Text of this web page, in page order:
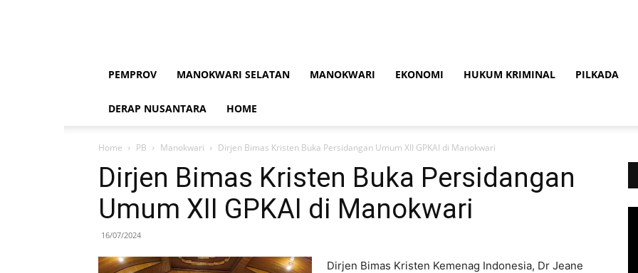
PEMPROV MANOKWARI SELATAN MANOKWARI EKONOMI HUKUM KRIMINAL PILKADA
DERAP NUSANTARA HOME
Home PB Manokwari Dirjen Bimas Kristen Buka Persidangan Umum XII GPKAI di Manokwari
Dirjen Bimas Kristen Buka Persidangan
Umum XII GPKAI di Manokwari
16/07/2024
Dirjen Bimas Kristen Kemenag Indonesia, Dr Jeane